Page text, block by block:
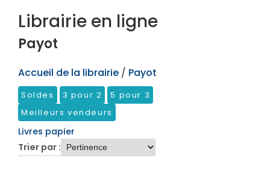
Librairie en ligne
Payot
Accueil de la librairie / Payot
Soldes 3 pour 2
5 pour 3
Meilleurs vendeurs
Livres papier
Trier par :